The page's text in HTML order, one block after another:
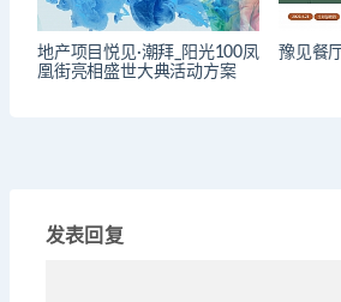
地产项目悦见·潮拜_阳光100凤
凰街亮相盛世大典活动方案
豫见餐
发表回复